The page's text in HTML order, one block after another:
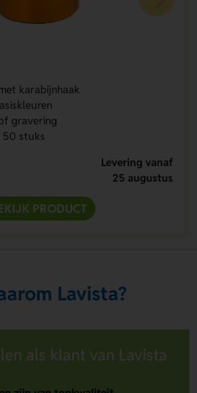
karabijnhaak
gravering
50 stuks
Levering vanaf
25 augustus
PRODUCT
Lavista?
als klant van Lavista